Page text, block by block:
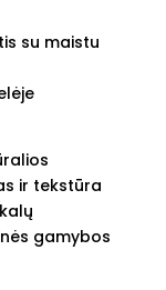
su maistu
ir tekstūra
gamybos